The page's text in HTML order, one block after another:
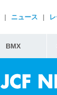
| ニュース |
BMX